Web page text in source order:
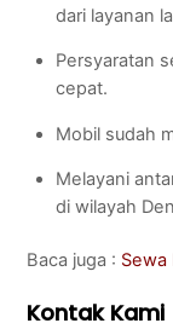
dari layanan
Persyaratan
cepat.
Mobil sudah
Melayani
di wilayah
Baca juga : Sewa
Kontak Kami